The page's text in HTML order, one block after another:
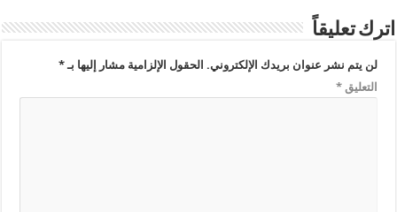
اترك تعليقاً
لن يتم نشر عنوان بريدك الإلكتروني. الحقول الإلزامية مشار إليها بـ*
التعليق*